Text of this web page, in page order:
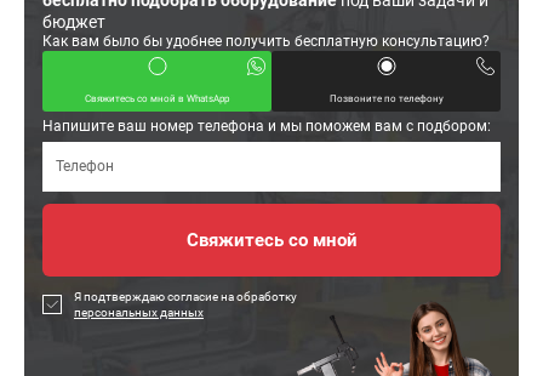
бюджет
Как вам было бы удобнее получить бесплатную консультацию?
Свяжитесь со мной в WhatsApp Позвоните по телефону
Напишите ваш номер телефона и мы поможем вам с подбором:
Я подтверждаю согласие на обработку
персональных данных